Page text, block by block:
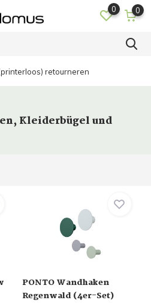
0 0
retourneren
Kleiderbügel und
PONTO Wandhaken
Regenwald (4er-Set)